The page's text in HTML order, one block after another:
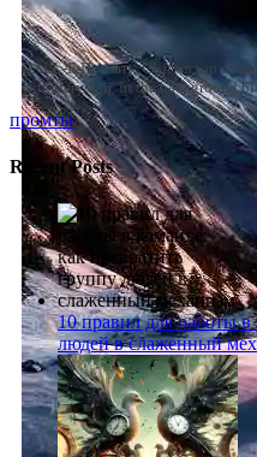
DALL-E Промпт: Cliff on top of
with fiery hair, in the background
промты
Recent Posts
10 правил для работы в
людей в слаженный